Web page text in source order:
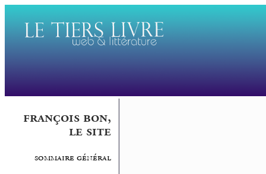
françois bon,
le site
sommaire général